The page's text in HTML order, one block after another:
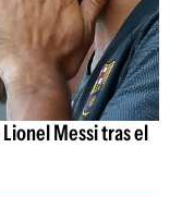
Messi tras el